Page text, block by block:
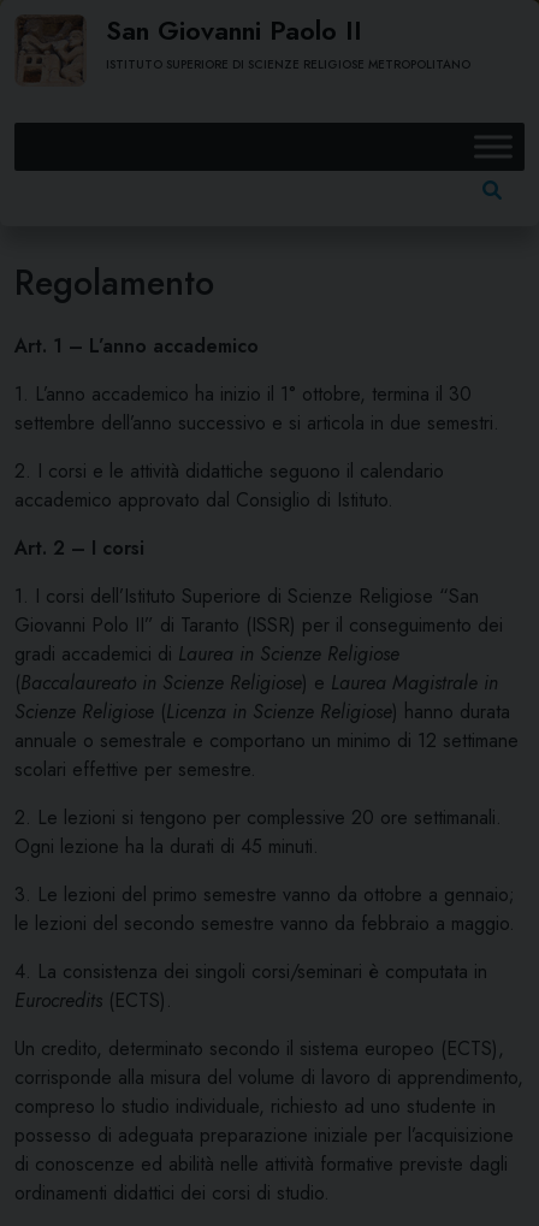
Skip
content
San Giovanni Paolo II
ISTITUTO SUPERIORE DI SCIENZE RELIGIOSE METROPOLITANO
Regolamento
Art. 1 – L’anno accademico
1. L’anno accademico ha inizio il 1° ottobre, termina il 30
settembre dell’anno successivo e si articola in due semestri.
2. I corsi e le attività didattiche seguono il calendario
accademico approvato dal Consiglio di Istituto.
Art. 2 – I corsi
1. I corsi dell’Istituto Superiore di Scienze Religiose “San
Giovanni Polo II” di Taranto (ISSR) per il conseguimento dei
gradi accademici di Laurea in Scienze Religiose
(Baccalaureato in Scienze Religiose) e Laurea Magistrale in
Scienze Religiose (Licenza in Scienze Religiose) hanno durata
annuale o semestrale e comportano un minimo di 12 settimane
scolari effettive per semestre.
2. Le lezioni si tengono per complessive 20 ore settimanali.
Ogni lezione ha la durati di 45 minuti.
3. Le lezioni del primo semestre vanno da ottobre a gennaio;
le lezioni del secondo semestre vanno da febbraio a maggio.
4. La consistenza dei singoli corsi/seminari è computata in
Eurocredits (ECTS).
Un credito, determinato secondo il sistema europeo (ECTS),
corrisponde alla misura del volume di lavoro di apprendimento,
compreso lo studio individuale, richiesto ad uno studente in
possesso di adeguata preparazione iniziale per l’acquisizione
di conoscenze ed abilità nelle attività formative previste dagli
ordinamenti didattici dei corsi di studio.